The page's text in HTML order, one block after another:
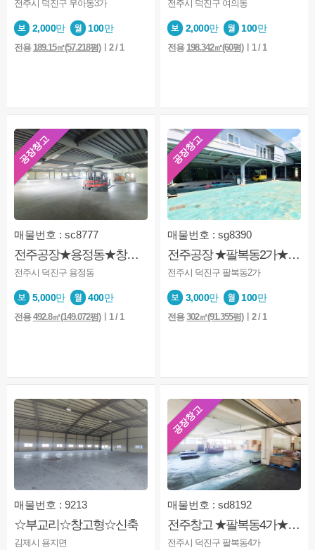
전주시 덕진구 우아동3가
2,000만 100만
전용 189.15㎡(57.218평)ㅣ2 / 1
전주시 덕진구 여의동
2,000만 100만
전용 198.342㎡(60평)ㅣ1 / 1
공장창고
매물번호 : sc8777
전주공장★용정동★창고★건물통★3층구획★마당넓음★화물용엘베있음
전주시 덕진구 용정동
5,000만 400만
전용492.8㎡(149.072평)ㅣ1 / 1
공장창고
매물번호 : sg8390
전주공장 ★팔복동2가★공장★창고★사무실있음★전체사용
전주시 덕진구 팔복동2가
3,000만 100만
전용302㎡(91.355평)ㅣ2 / 1
매물번호 : 9213
☆부교리☆창고형☆신축
김제시 용지면
공장창고
매물번호 : sd8192
전주창고 ★팔복동4가★창고★사무실★용도상공장
전주시 덕진구 팔복동4가